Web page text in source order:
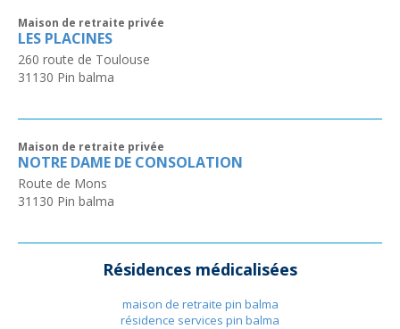
Maison de retraite privée
LES PLACINES
260 route de Toulouse
31130 Pin balma
Maison de retraite privée
NOTRE DAME DE CONSOLATION
Route de Mons
31130 Pin balma
Résidences médicalisées
maison de retraite pin balma
résidence services pin balma